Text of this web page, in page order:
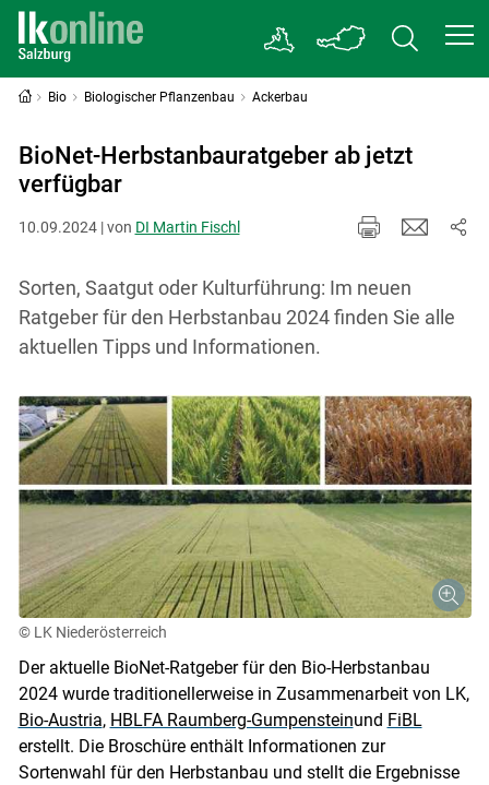
Bio Biologischer Pflanzenbau Ackerbau
BioNet-Herbstanbauratgeber ab jetzt
verfügbar
10.09.2024 | von DI Martin Fischl
Sorten, Saatgut oder Kulturführung: Im neuen
Ratgeber für den Herbstanbau 2024 finden Sie alle
aktuellen Tipps und Informationen.
© LK Niederösterreich
Der aktuelle BioNet-Ratgeber für den Bio-Herbstanbau
2024 wurde traditionellerweise in Zusammenarbeit von LK,
Bio-Austria, HBLFA Raumberg-Gumpensteinund FiBL
erstellt. Die Broschüre enthält Informationen zur
Sortenwahl für den Herbstanbau und stellt die Ergebnisse